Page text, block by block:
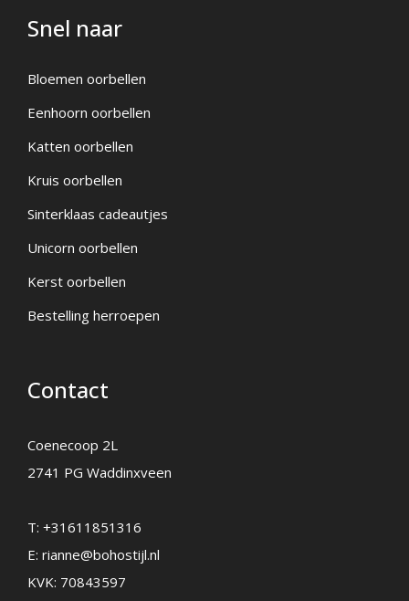
Snel naar
Bloemen oorbellen
Eenhoorn oorbellen
Katten oorbellen
Kruis oorbellen
Sinterklaas cadeautjes
Unicorn oorbellen
Kerst oorbellen
Bestelling herroepen
Contact
Coenecoop 2L
2741 PG Waddinxveen
T: +31611851316
E: rianne@bohostijl.nl
KVK: 70843597